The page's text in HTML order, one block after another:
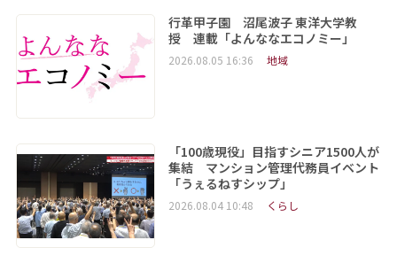
行革甲子園 沼尾波子 東洋大学教
授 連載「よんななエコノミー」
2026.08.05 16:36 地域
「100歳現役」目指すシニア1500人が
集結 マンション管理代務員イベント
「うぇるねすシップ」
2026.08.04 10:48 くらし